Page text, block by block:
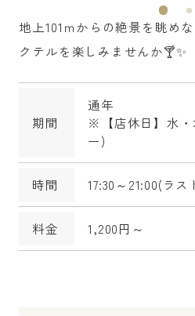
地上101ｍからの絶景を眺め
クテルを楽しみませんか🍸✨
期間
通年
※【店休日】水・
ー)
時間 17:30～21:00(ラ
料金 1,200円～